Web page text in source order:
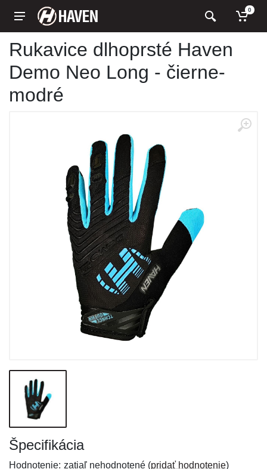
0
Rukavice dlhoprsté Haven
Demo Neo Long - čierne-
modré
Špecifikácia
Hodnotenie: zatiaľ nehodnotené (pridať hodnotenie)